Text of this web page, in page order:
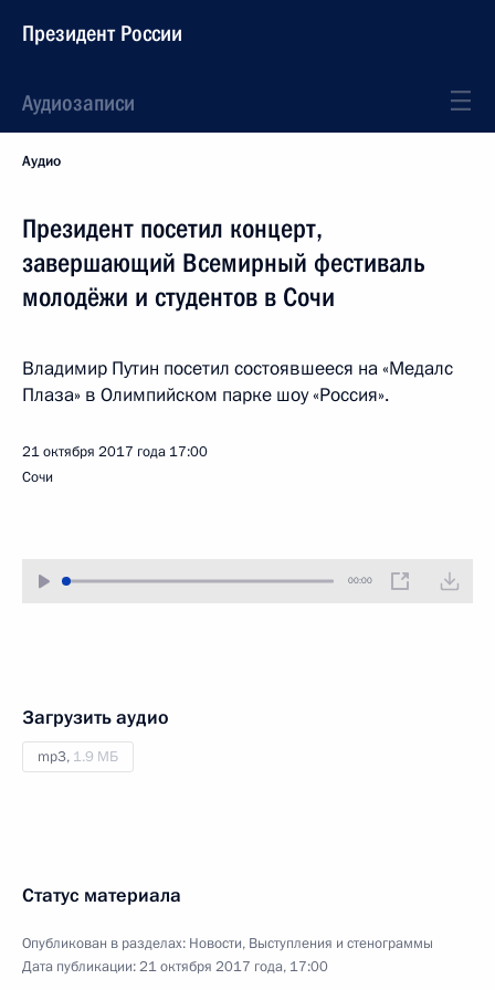
Президент России
Аудиозаписи
Аудио
Президент посетил концерт,
завершающий Всемирный фестиваль
молодёжи и студентов в Сочи
Владимир Путин посетил состоявшееся на «Медалс
Плаза» в Олимпийском парке шоу «Россия».
21 октября 2017 года 17:00
Сочи
00:00
Загрузить аудио
mp3, 1.9 МБ
Статус материала
Опубликован в разделах: Новости, Выступления и стенограммы
Дата публикации:21 октября 2017 года, 17:00